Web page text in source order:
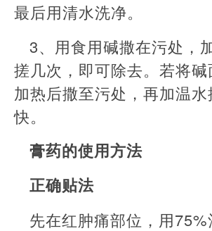
最后用清水洗净。
3、用食用碱撒在污处，
搓几次，即可除去。若将碱
加热后撒至污处，再加温
快。
膏药的使用方法
正确贴法
先在红肿痛部位，用75%